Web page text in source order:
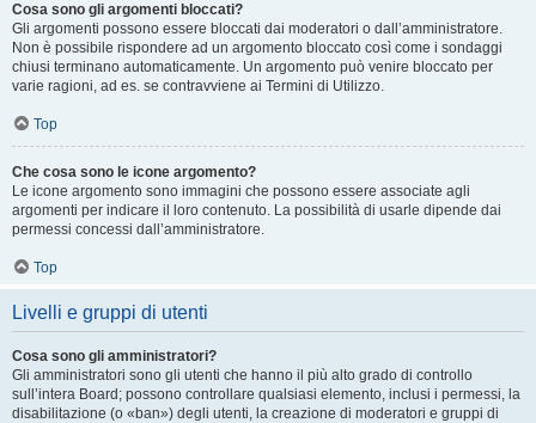
Cosa sono gli argomenti bloccati?
Gli argomenti possono essere bloccati dai moderatori o dall’amministratore.
Non è possibile rispondere ad un argomento bloccato così come i sondaggi
chiusi terminano automaticamente. Un argomento può venire bloccato per
varie ragioni, ad es. se contravviene ai Termini di Utilizzo.
Top
Che cosa sono le icone argomento?
Le icone argomento sono immagini che possono essere associate agli
argomenti per indicare il loro contenuto. La possibilità di usarle dipende dai
permessi concessi dall’amministratore.
Top
Livelli e gruppi di utenti
Cosa sono gli amministratori?
Gli amministratori sono gli utenti che hanno il più alto grado di controllo
sull’intera Board; possono controllare qualsiasi elemento, inclusi i permessi, la
disabilitazione (o «ban») degli utenti, la creazione di moderatori e gruppi di